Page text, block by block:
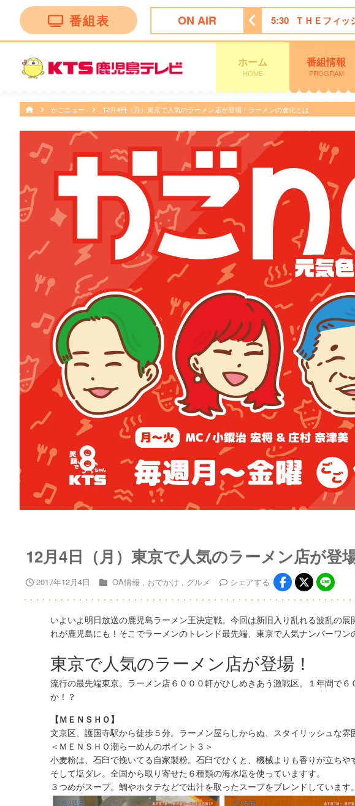
番組表 ON AIR
ビショッピング 5:00 ディーニーズテレビショッピング 5:30 ＴＨＥフィッ
ホーム
HOME
番組情報
PROGRAM
かごニュー 12月4日（月）東京で人気のラーメン店が登場！ラーメンの進化とは
12月4日（月）東京で人気のラーメン店が登
2017年12月4日 OA情報 おでかけ グルメ シェアする
いよいよ明日放送の鹿児島ラーメン王決定戦。今回は新旧入り乱れる波乱の
れが鹿児島にも！そこでラーメンのトレンド最先端、東京で人気ナンバーワン
東京で人気のラーメン店が登場！
流行の最先端東京。ラーメン店６０００軒がひしめきあう激戦区。１年間で
か！？
【ＭＥＮＳＨＯ】
文京区、護国寺駅から徒歩５分。ラーメン屋らしからぬ、スタイリッシュな雰
＜ＭＥＮＳＨＯ潮らーめんのポイント３＞
小麦粉は、石臼で挽いてる自家製粉。石臼でひくと、機械よりも香りが立ちや
そして塩ダレ。全国から取り寄せた６種類の海水塩を使っていますす。
３つめがスープ。鯛やホタテなどで出汁を取ったスープをブレンドしています。